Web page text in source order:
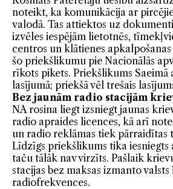
noteikt, ka komunikācija ar
valodā. Tas attiektos uz
izvēles iespējām lietotnēs,
centros un klātienes
šo priekšlikumu pie Nacionālās
rīkots pikets. Priekšlikums Saeimā
lasījumā; priekšā vēl trešais
Bez jaunām radio stacijām
NA rosina liegt izsniegt jaunas
radio apraides licences, kā arī
un radio reklāmas tiek pārraidītas
Līdzīgs priekšlikums tika iesniegts
taču tālāk nav virzīts. Pašlaik
stacijas bez maksas izmanto valsts
radiofrekvences.